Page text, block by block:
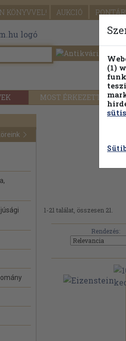
KÖNYVVEL! AUKCIÓ
MOST ÉRKEZETT
1-21 találat, összesen 21.
Rendezés:
(1)